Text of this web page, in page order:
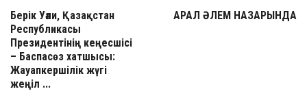
Берік Уәли, Қазақстан
Республикасы
Президентінің кеңесшісі
– Баспасөз хатшысы:
Жауапкершілік жүгі
жеңіл ...
АРАЛ ӘЛЕМ НАЗАРЫНДА